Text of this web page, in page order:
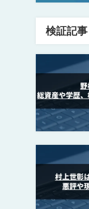
検証記